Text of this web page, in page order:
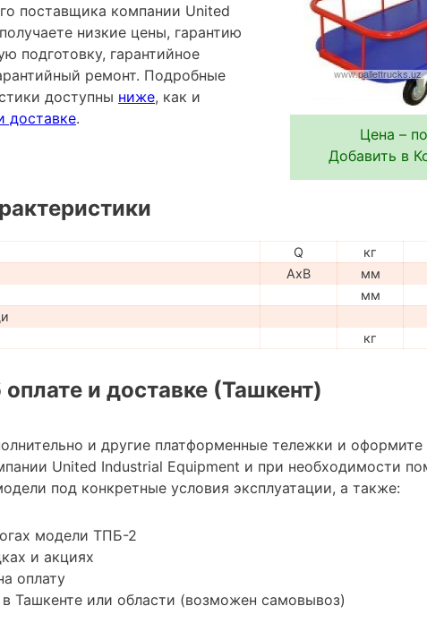
Цена –
Добавить в
поставщика компании United
низкие цены, гарантию
подготовку, гарантийное
ремонт. Подробные
доступны ниже, как и
доставке.
Q кг
AxB мм
мм
кг
и доставке (Ташкент)
и другие платформенные тележки и
United Industrial Equipment и при необходимости
под конкретные условия эксплуатации, а также:
модели ТПБ-2
и акциях
оплату
Ташкенте или области (возможен самовывоз)